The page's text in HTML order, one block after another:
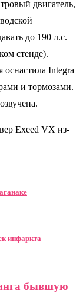
двигатель,
до 190 л.с.
стенде).
Integra
и тормозами.
Exeed VX из-
инфаркта
бывшую